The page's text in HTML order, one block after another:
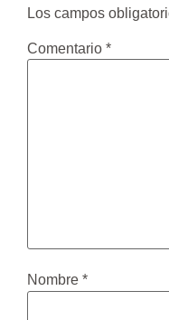
Los campos
Comentario *
Nombre *